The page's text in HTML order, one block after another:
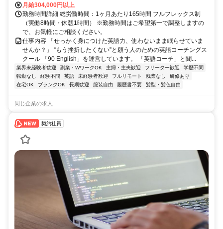
月給304,000円以上
勤務時間詳細 総労働時間：1ヶ月あたり165時間 フルフレックス制
（実働8時間・休憩1時間） ※勤務時間はご希望第一で調整しますの
で、お気軽にご相談ください。
仕事内容 「せっかく身につけた英語力、使わないまま眠らせていま
せんか？」 “もう挫折したくない”と願う人のための英語コーチングス
クール 「90 English」を運営しています。 「英語コーチ」と聞...
業界未経験者歓迎 副業・WワークOK 主婦・主夫歓迎 フリーター歓迎
学歴不問
転勤なし
経験不問 英語 未経験者歓迎 フルリモート 残業なし
研修あり
在宅OK
ブランクOK 長期歓迎 服装自由 履歴書不要 髪型・髪色自由
同じ企業の求人
契約社員